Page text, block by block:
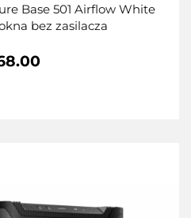
Base 501 Airflow White
bez zasilacza